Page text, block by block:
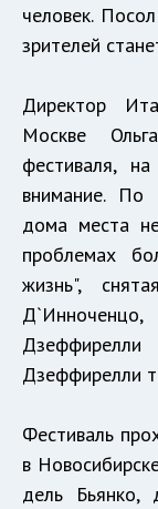
человек.
зрителей
Директор
Москве
фестиваля,
внимание.
дома места
проблемах
жизнь",
Дзеффирелли
Фестиваль
в
дель Бьянко,